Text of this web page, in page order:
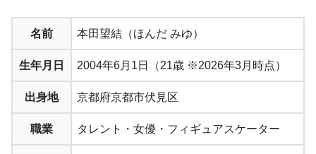
名前 本田望結（ほんだ みゆ）
生年月日 2004年6月1日（21歳 ※2026年3月時点）
出身地 京都府京都市伏見区
職業 タレント・女優・フィギュアスケーター